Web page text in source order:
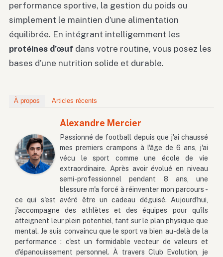
performance sportive, la gestion du poids ou
simplement le maintien d’une alimentation
équilibrée. En intégrant intelligemment les
protéines d’œuf dans votre routine, vous posez les
bases d’une nutrition solide et durable.
À propos Articles récents
Alexandre Mercier
Passionné de football depuis que j'ai chaussé
mes premiers crampons à l'âge de 6 ans, j'ai
vécu le sport comme une école de vie
extraordinaire. Après avoir évolué en niveau
semi-professionnel pendant 8 ans, une
blessure m'a forcé à réinventer mon parcours -
ce qui s'est avéré être un cadeau déguisé. Aujourd'hui,
j'accompagne des athlètes et des équipes pour qu'ils
atteignent leur plein potentiel, tant sur le plan physique que
mental. Je suis convaincu que le sport va bien au-delà de la
performance : c'est un formidable vecteur de valeurs et
d'épanouissement personnel. À travers Club Evolution, je